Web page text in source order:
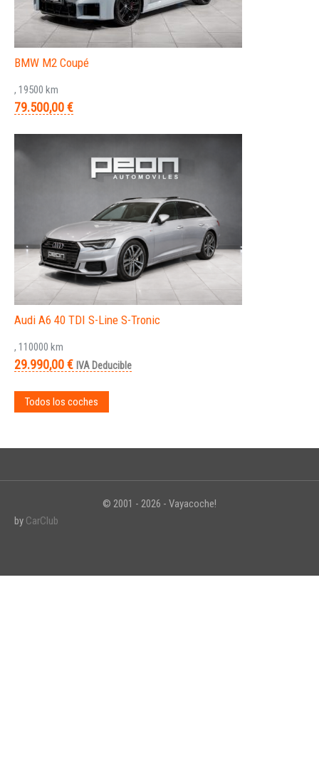
BMW M2 Coupé
, 19500 km
79.500,00 €
Audi A6 40 TDI S-Line S-Tronic
, 110000 km
29.990,00 € IVA Deducible
Todos los coches
© 2001 - 2026 - Vayacoche!
by CarClub